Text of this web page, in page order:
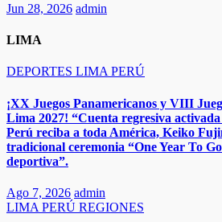
Jun 28, 2026 admin
LIMA
DEPORTES LIMAPERÚ
¡XX Juegos Panamericanos y VIII
Lima 2027! “Cuenta regresiva
Perú reciba a toda América, Keiko
tradicional ceremonia “One Year To
deportiva”.
Ago 7, 2026 admin
LIMA PERÚ REGIONES